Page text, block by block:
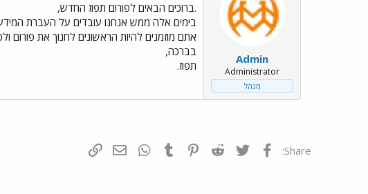
ם
ב
ת
ר
י
ך
Admin
Administrator
מנהל
.ברוכים הבאים לפורום תפוז החדש,
בימים אלה ממש אנחנו עובדים על העברת
אתם מוזמנים להיות הראשונים לחנוך את פורום
בברכה,
תפוז.
Share: פייסבוק Twitter
Reddit
Pinterest
Tumblr
WhatsAppדואר אלקטרוני